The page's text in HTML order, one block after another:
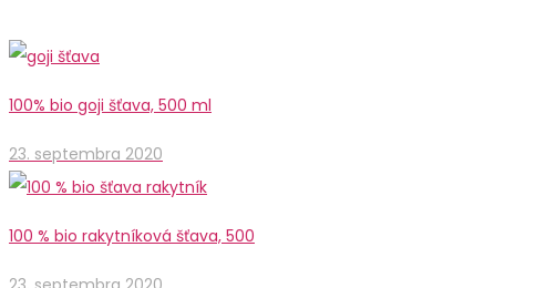
100% bio goji šťava, 500 ml
23. septembra 2020
100 % bio rakytníková šťava, 500